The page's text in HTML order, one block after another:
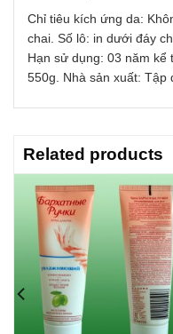
Chỉ tiêu kích ứng da:
chai. Số lô: in dưới đáy
Hạn sử dụng: 03 năm kể
550g. Nhà sản xuất: Tập
Related products